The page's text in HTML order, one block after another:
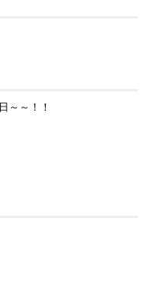
～～！！